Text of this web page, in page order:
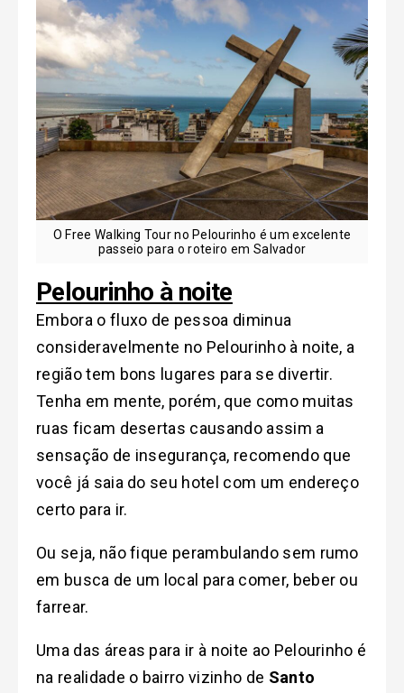
O Free Walking Tour no Pelourinho é um excelente
passeio para o roteiro em Salvador
Pelourinho à noite
Embora o fluxo de pessoa diminua
consideravelmente no Pelourinho à noite, a
região tem bons lugares para se divertir.
Tenha em mente, porém, que como muitas
ruas ficam desertas causando assim a
sensação de insegurança, recomendo que
você já saia do seu hotel com um endereço
certo para ir.
Ou seja, não fique perambulando sem rumo
em busca de um local para comer, beber ou
farrear.
Uma das áreas para ir à noite ao Pelourinho é
na realidade o bairro vizinho de Santo